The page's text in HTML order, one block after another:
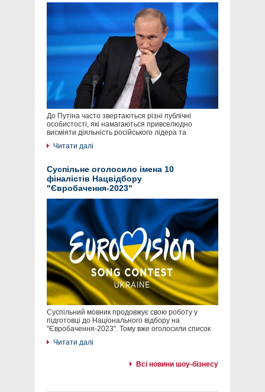
До Путіна часто звертаються різні публічні
особистості, які намагаються привселюдно
висміяти діяльність російського лідера та
Читати далі
Суспільне оголосило імена 10
фіналістів Нацвідбору
"Євробачення-2023"
Суспільний мовник продовжує свою роботу у
підготовці до Національного відбору на
"Євробачення-2023". Тому вже оголосили список
Читати далі
Всі новини шоу-бізнесу